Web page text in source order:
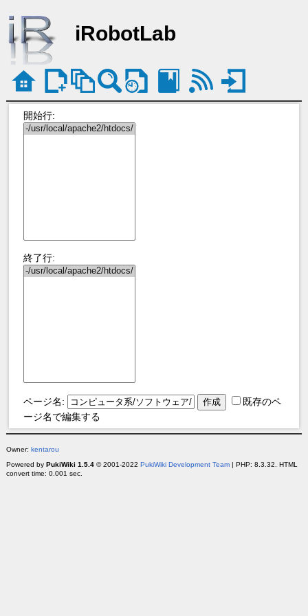
iRobotLab
開始行:
終了行:
ページ名:
既存のペ
ージ名で編集する
Owner: kentarou
Powered by PukiWiki 1.5.4© 2001-2022 PukiWiki Development Team| PHP: 8.3.32. HTML
convert time: 0.001 sec.